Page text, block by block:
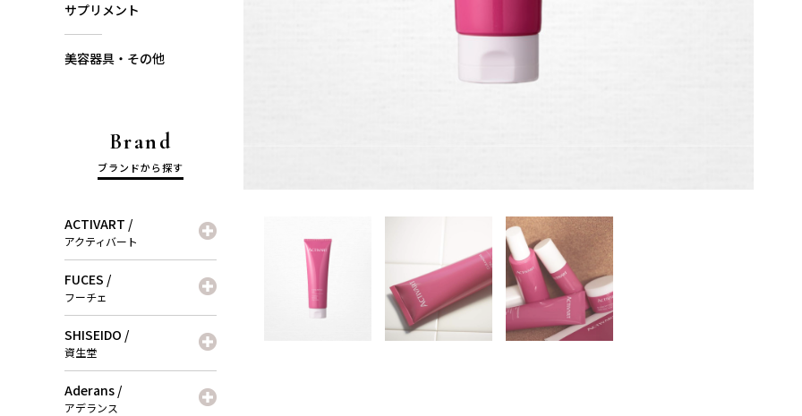
サプリメント
美容器具・その他
Brand
ブランドから探す
ACTIVART /
アクティバート
FUCES /
フーチェ
SHISEIDO /
資生堂
Aderans /
アデランス